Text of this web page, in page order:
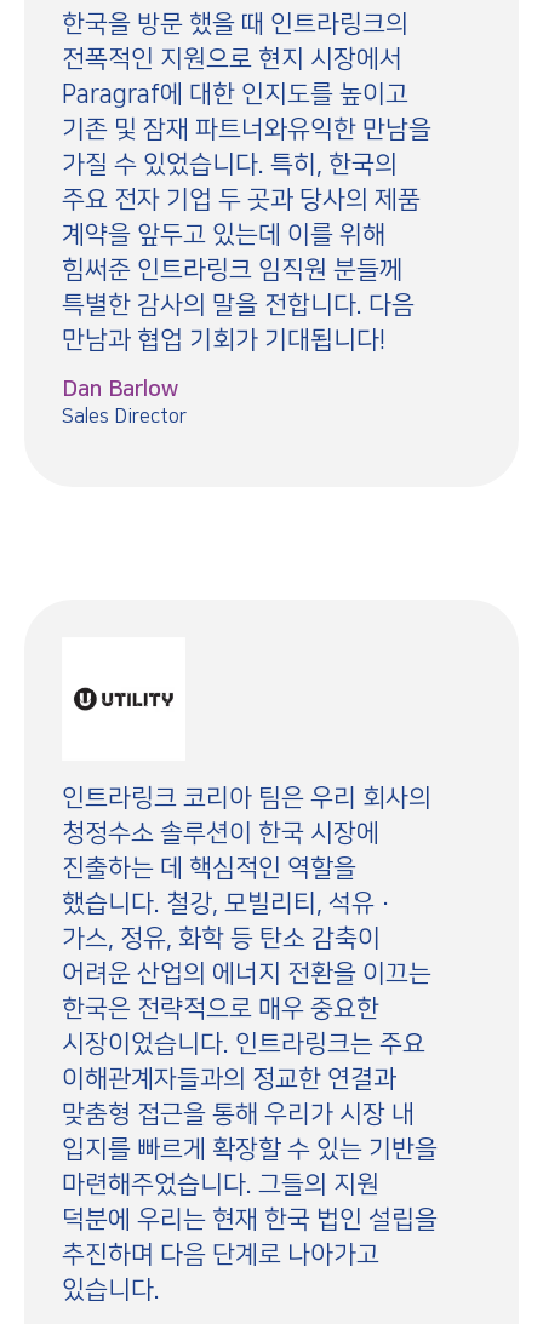
한국을 방문 했을 때 인트라링크의
전폭적인 지원으로 현지 시장에서
Paragraf에 대한 인지도를 높이고
기존 및 잠재 파트너와유익한 만남을
가질 수 있었습니다. 특히, 한국의
주요 전자 기업 두 곳과 당사의 제품
계약을 앞두고 있는데 이를 위해
힘써준 인트라링크 임직원 분들께
특별한 감사의 말을 전합니다. 다음
만남과 협업 기회가 기대됩니다!
Dan Barlow
Sales Director
인트라링크 코리아 팀은 우리 회사의
청정수소 솔루션이 한국 시장에
진출하는 데 핵심적인 역할을
했습니다. 철강, 모빌리티, 석유·
가스, 정유, 화학 등 탄소 감축이
어려운 산업의 에너지 전환을 이끄는
한국은 전략적으로 매우 중요한
시장이었습니다. 인트라링크는 주요
이해관계자들과의 정교한 연결과
맞춤형 접근을 통해 우리가 시장 내
입지를 빠르게 확장할 수 있는 기반을
마련해주었습니다. 그들의 지원
덕분에 우리는 현재 한국 법인 설립을
추진하며 다음 단계로 나아가고
있습니다.